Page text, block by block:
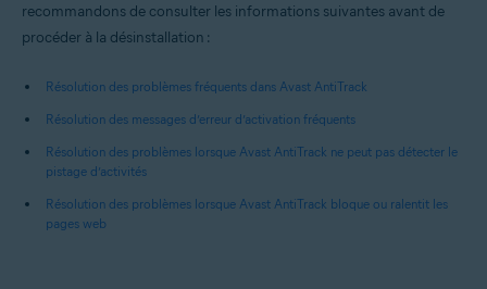
recommandons de consulter les informations suivantes avant de
procéder à la désinstallation :
Résolution des problèmes fréquents dans Avast AntiTrack
Résolution des messages d’erreur d’activation fréquents
Résolution des problèmes lorsque Avast AntiTrack ne peut pas détecter le
pistage d’activités
Résolution des problèmes lorsque Avast AntiTrack bloque ou ralentit les
pages web